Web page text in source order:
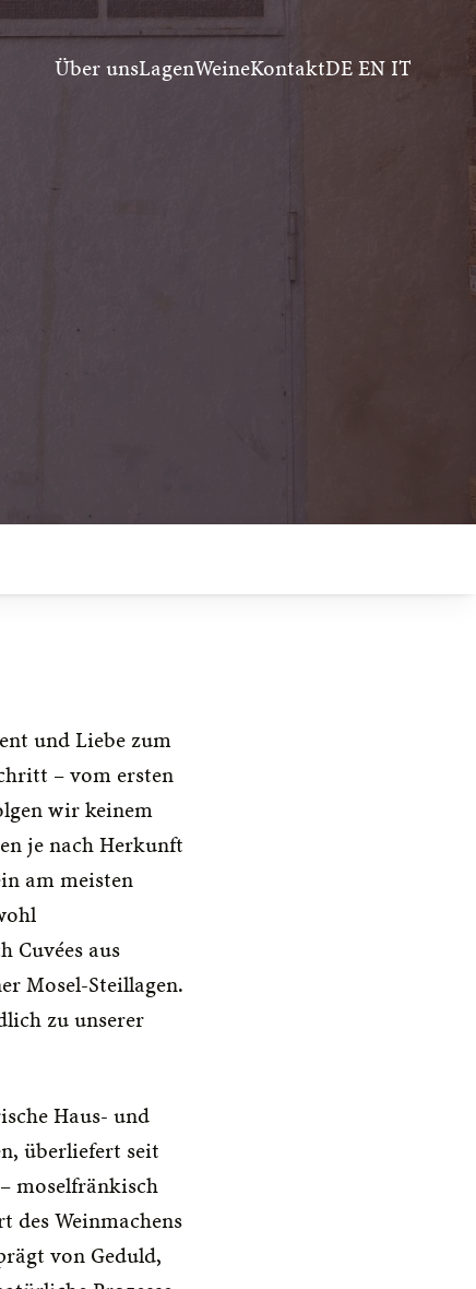
Über unsLagenWeineKontaktDE EN IT
und Liebe zum
– vom ersten
wir keinem
je nach Herkunft
am meisten
Cuvées aus
Mosel-Steillagen.
zu unserer
Haus- und
überliefert seit
moselfränkisch
des Weinmachens
von Geduld,